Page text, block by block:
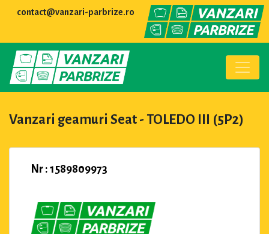
contact@vanzari-parbrize.ro
Vanzari geamuri Seat - TOLEDO III (5P2)
Nr : 1589809973